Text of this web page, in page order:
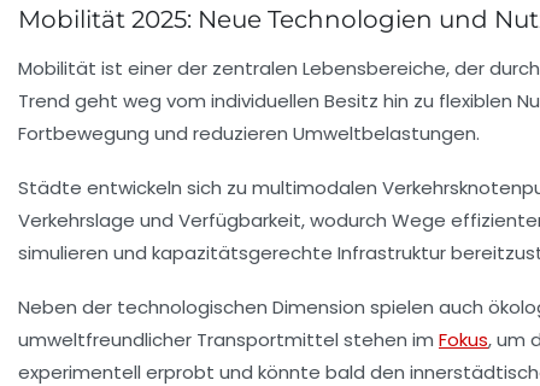
Mobilität 2025: Neue Technologien und
Mobilität ist einer der zentralen Lebensbereiche, der
Trend geht weg vom individuellen Besitz hin zu flexiblen
Fortbewegung und reduzieren Umweltbelastungen.
Städte entwickeln sich zu multimodalen
Verkehrslage und Verfügbarkeit, wodurch Wege
simulieren und kapazitätsgerechte Infrastruktur
Neben der technologischen Dimension spielen auch
umweltfreundlicher Transportmittel stehen im Fokus, um
experimentell erprobt und könnte bald den